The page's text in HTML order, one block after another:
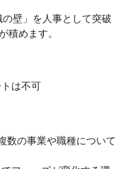
壁」を人事として突破
積めます。
は不可
数の事業や職種について